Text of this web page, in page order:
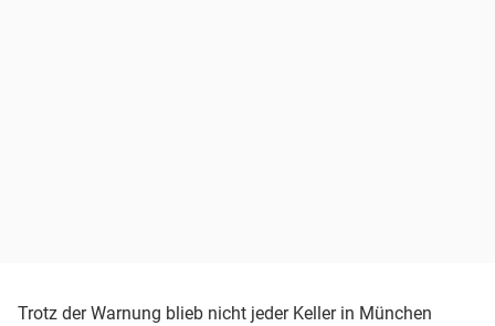
Trotz der Warnung blieb nicht jeder Keller in München